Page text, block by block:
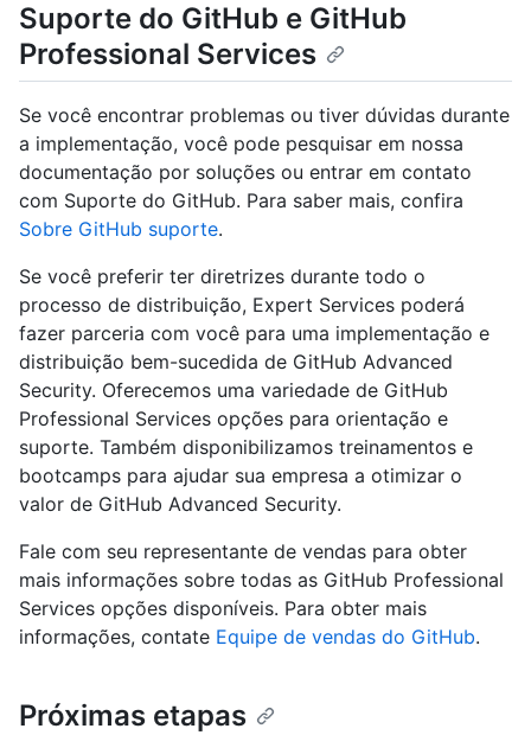
Suporte do GitHub e GitHub
Professional Services
Se você encontrar problemas ou tiver dúvidas durante
a implementação, você pode pesquisar em nossa
documentação por soluções ou entrar em contato
com Suporte do GitHub. Para saber mais, confira
Sobre GitHub suporte.
Se você preferir ter diretrizes durante todo o
processo de distribuição, Expert Services poderá
fazer parceria com você para uma implementação e
distribuição bem-sucedida de GitHub Advanced
Security. Oferecemos uma variedade de GitHub
Professional Services opções para orientação e
suporte. Também disponibilizamos treinamentos e
bootcamps para ajudar sua empresa a otimizar o
valor de GitHub Advanced Security.
Fale com seu representante de vendas para obter
mais informações sobre todas as GitHub Professional
Services opções disponíveis. Para obter mais
informações, contate Equipe de vendas do GitHub.
Próximas etapas